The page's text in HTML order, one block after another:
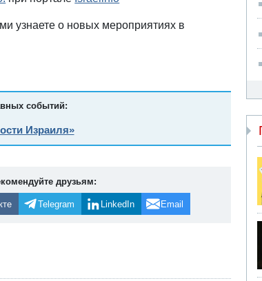
узнаете о новых мероприятиях в
событий:
Израиля»
друзьям:
Telegram LinkedIn Email